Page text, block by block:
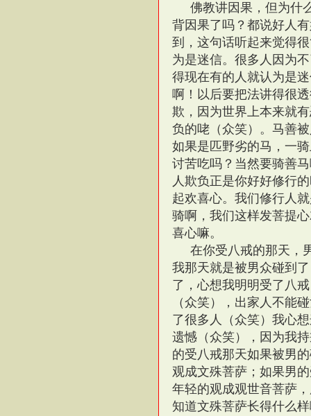
佛教讲因果，但为什
背因果了吗？都说好人
到，这句话听起来觉得
为是迷信。很多人因为
得现在有的人就认为是
啊！以后要把法讲得很
欺，因为世界上本来就
负的咾（众笑）。马善
如果是匹野劣的马，一
讨苦吃吗？当然要骑善
人欺负正是你好好修行
起欢喜心。我们修行人
骑啊，我们这样发菩提
喜心嘛。
在你受八戒的那天，
我那天就是被男众碰到
了，心想我明明受了八
（众笑），出家人不能
了很多人（众笑）我心
遗憾（众笑），因为我
的受八戒那天如果被男
观成文殊菩萨；如果男
年轻的观成观世音菩萨
知道文殊菩萨长得什么